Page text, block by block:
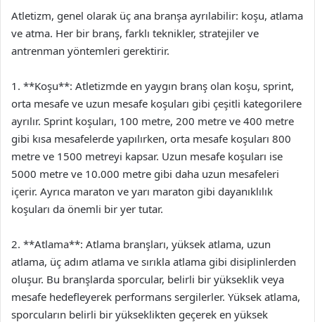
Atletizm, genel olarak üç ana branşa ayrılabilir: koşu, atlama
ve atma. Her bir branş, farklı teknikler, stratejiler ve
antrenman yöntemleri gerektirir.
1. **Koşu**: Atletizmde en yaygın branş olan koşu, sprint,
orta mesafe ve uzun mesafe koşuları gibi çeşitli kategorilere
ayrılır. Sprint koşuları, 100 metre, 200 metre ve 400 metre
gibi kısa mesafelerde yapılırken, orta mesafe koşuları 800
metre ve 1500 metreyi kapsar. Uzun mesafe koşuları ise
5000 metre ve 10.000 metre gibi daha uzun mesafeleri
içerir. Ayrıca maraton ve yarı maraton gibi dayanıklılık
koşuları da önemli bir yer tutar.
2. **Atlama**: Atlama branşları, yüksek atlama, uzun
atlama, üç adım atlama ve sırıkla atlama gibi disiplinlerden
oluşur. Bu branşlarda sporcular, belirli bir yükseklik veya
mesafe hedefleyerek performans sergilerler. Yüksek atlama,
sporcuların belirli bir yükseklikten geçerek en yüksek